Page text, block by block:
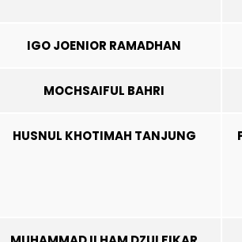
IGO JOENIOR RAMADHAN
MOCHSAIFUL BAHRI
HUSNUL KHOTIMAH TANJUNG